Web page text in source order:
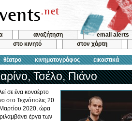
αναζήτηση email alerts
στο κινητό στον χάρτη
θέατρο κινηματογράφος εικαστικά
Τσέλο, Πιάνο
σε ένα κονσέρτο
στο Τεχνόπολις 20
2020, ώρα
έργα των